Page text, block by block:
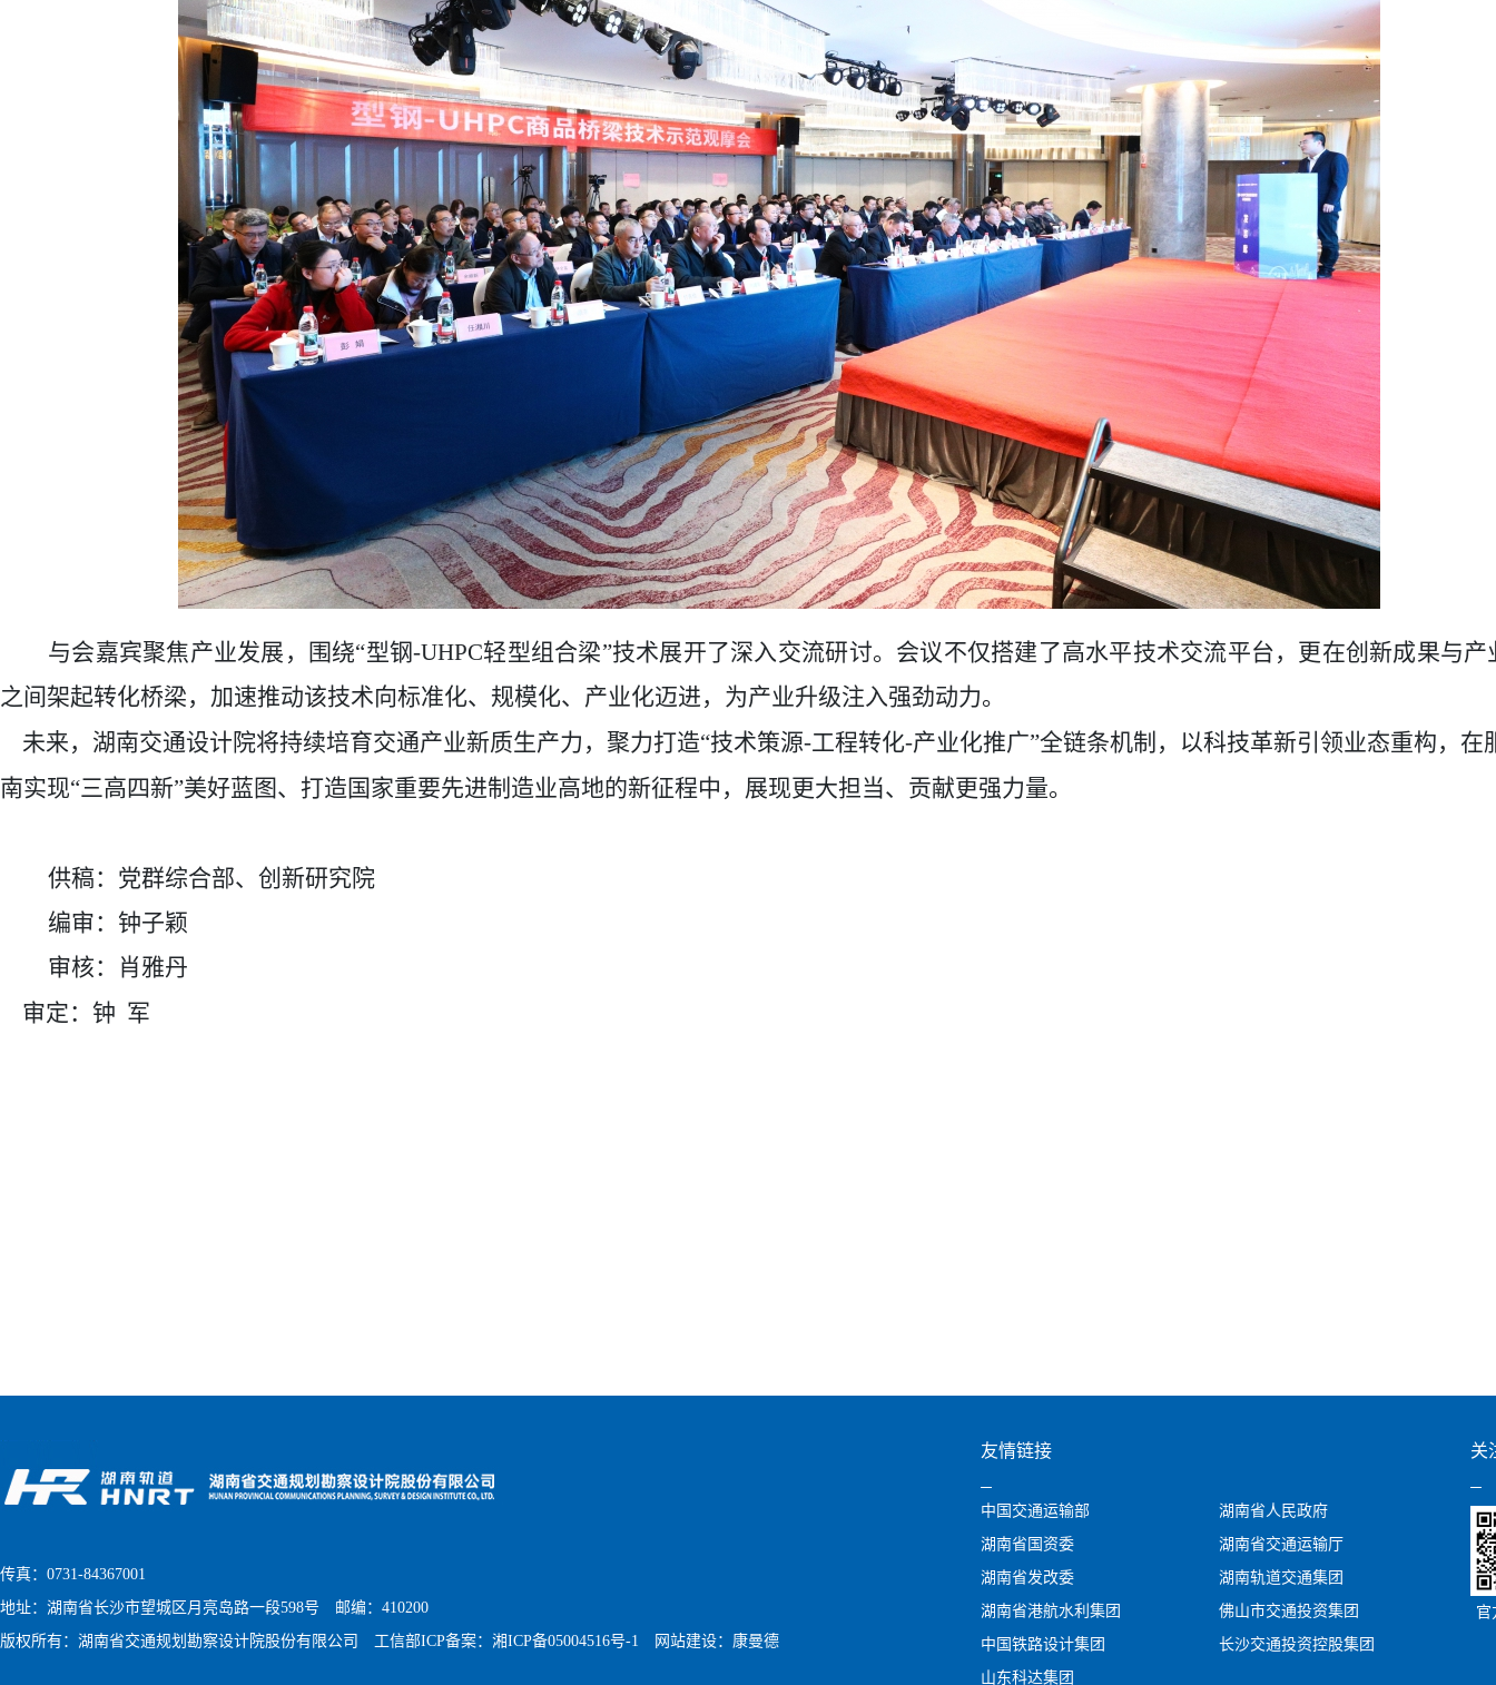
与会嘉宾聚焦产业发展，围绕“型钢-UHPC轻型组合梁”技术展开了深入交流研讨。会议不仅搭建了高水平技术交流平台，更在创新成果与产
之间架起转化桥梁，加速推动该技术向标准化、规模化、产业化迈进，为产业升级注入强劲动力。
未来， 湖南交通设计院将持续培育交通产业新质生产力，聚力打造“技术策源-工程转化-产业化推广”全链条机制，以科技革新引领业态重构，在
南实现“三高四新”美好蓝图、打造国家重要先进制造业高地的新征程中，展现更大担当、贡献更强力量。
供稿： 党群综合部、创新研究院
编审：钟子颖
审核：肖雅丹
审定：钟 军
传真：0731-84367001
地址：湖南省长沙市望城区月亮岛路一段598号 邮编：410200
版权所有：湖南省交通规划勘察设计院股份有限公司 工信部ICP备案：湘ICP备05004516号-1 网站建设： 康曼德
友情链接
中国交通运输部
湖南省人民政府
湖南省国资委
湖南省交通运输厅
湖南省发改委
湖南轨道交通集团
湖南省港航水利集团
佛山市交通投资集团
中国铁路设计集团
长沙交通投资控股集团
山东科达集团
关
官